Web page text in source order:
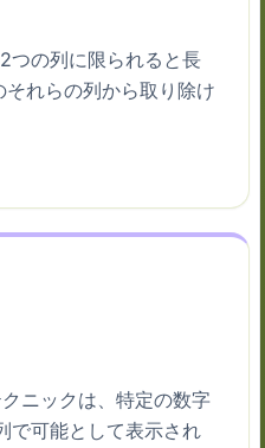
つの列に限られると長
れらの列から取り除け
ニックは、特定の数字
で可能として表示され